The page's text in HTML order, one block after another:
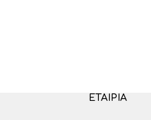
ΕΤΑΙΡΊΑ